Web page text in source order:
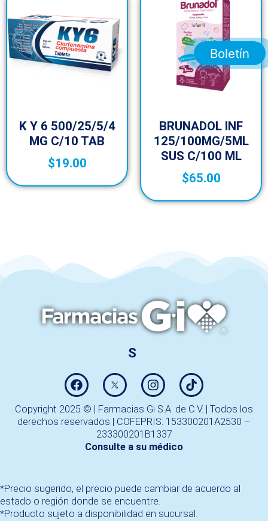
K Y 6 500/25/5/4
MG C/10 TAB
$19.00
BRUNADOL INF
125/100MG/5ML
SUS C/100 ML
$65.00
Boletín
Copyright 2025 © | Farmacias Gi S.A. de C.V. | Todos los
derechos reservados | COFEPRIS: 153300201A2530 –
233300201B1337
Consulte a su médico
*Precio sugerido, el precio puede cambiar de acuerdo al
estado o región donde se encuentre.
*Producto sujeto a disponibilidad en sucursal.